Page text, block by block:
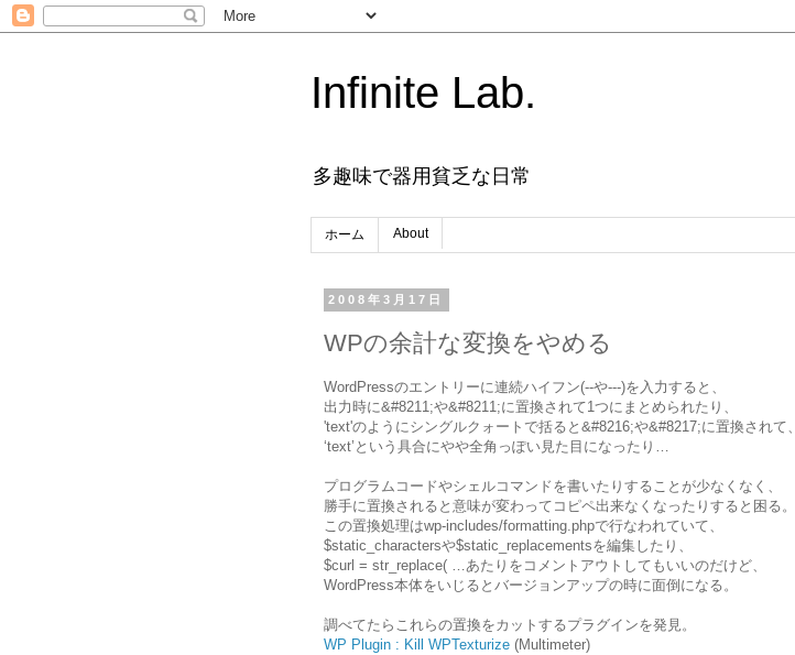
Infinite Lab.
多趣味で器用貧乏な日常
ホーム About
2008年3月17日
WPの余計な変換をやめる
WordPressのエントリーに連続ハイフン(--や---)を入力すると、
出力時に&#8211;や&#8211;に置換されて1つにまとめられたり、
'text'のようにシングルクォートで括ると&#8216;や&#8217;に置換されて、
‘text’という具合にやや全角っぽい見た目になったり…
プログラムコードやシェルコマンドを書いたりすることが少なくなく、
勝手に置換されると意味が変わってコピペ出来なくなったりすると困る。
この置換処理はwp-includes/formatting.phpで行なわれていて、
$static_charactersや$static_replacementsを編集したり、
$curl = str_replace( …あたりをコメントアウトしてもいいのだけど、
WordPress本体をいじるとバージョンアップの時に面倒になる。
調べてたらこれらの置換をカットするプラグインを発見。
WP Plugin : Kill WPTexturize (Multimeter)